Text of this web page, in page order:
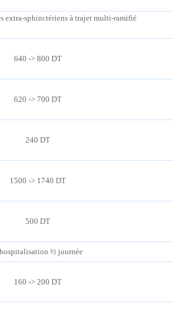
extra-sphinctériens à trajet multi-ramifié
640 -> 800 DT
620 -> 700 DT
240 DT
1500 -> 1740 DT
500 DT
½ journée
160 -> 200 DT